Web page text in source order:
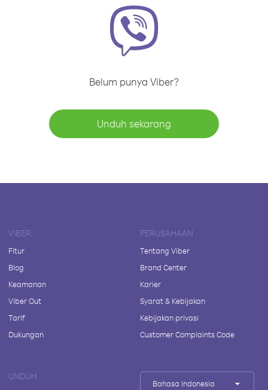
Belum punya Viber?
Unduh sekarang
VIBER
Fitur
Blog
Keamanan
Viber Out
Tarif
Dukungan
PERUSAHAAN
Tentang Viber
Brand Center
Karier
Syarat & Kebijakan
Kebijakan privasi
Customer Complaints Code
UNDUH
Bahasa Indonesia